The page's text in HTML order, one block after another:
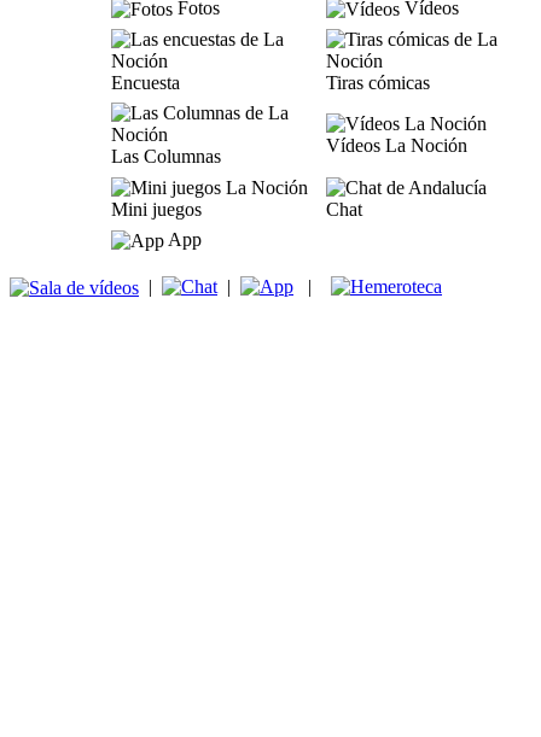
Fotos
Vídeos
Encuesta Tiras cómicas
Las Columnas
Vídeos La Noción
Mini juegos
Chat
App
| | |